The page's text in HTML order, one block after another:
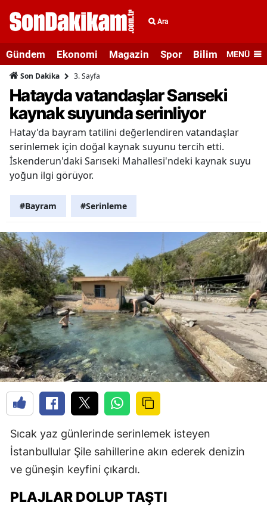
Ara
Gündem Ekonomi Magazin Spor Bilim veMENÜ
Son Dakika 3. Sayfa
Hatayda vatandaşlar Sarıseki
kaynak suyunda serinliyor
Hatay'da bayram tatilini değerlendiren vatandaşlar
serinlemek için doğal kaynak suyunu tercih etti.
İskenderun'daki Sarıseki Mahallesi'ndeki kaynak suyu
yoğun ilgi görüyor.
#Bayram #Serinleme
Sıcak yaz günlerinde serinlemek isteyen
İstanbullular Şile sahillerine akın ederek denizin
ve güneşin keyfini çıkardı.
PLAJLAR DOLUP TAŞTI